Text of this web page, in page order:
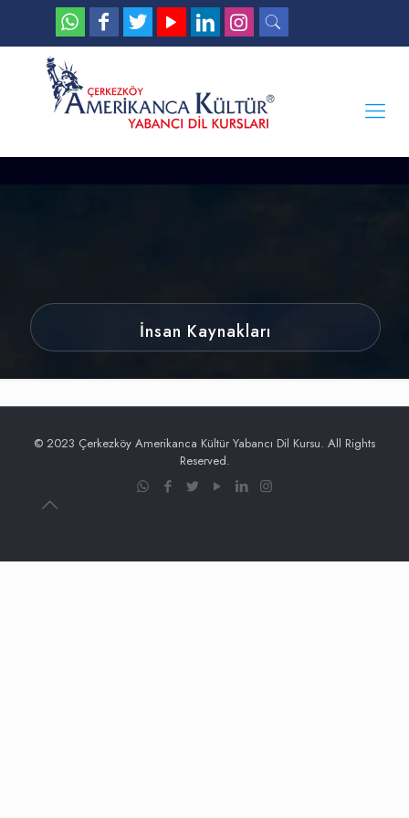
İnsan Kaynakları
© 2023 Çerkezköy Amerikanca Kültür Yabancı Dil Kursu. All Rights
Reserved.